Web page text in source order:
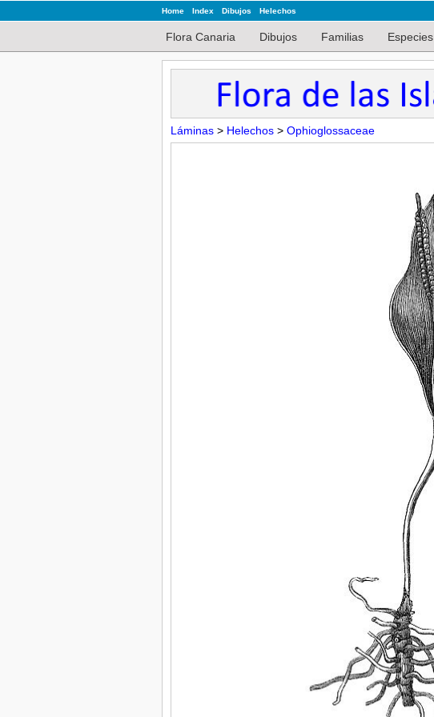
Home Index Dibujos Helechos
Flora Canaria Dibujos Familias Especies
Láminas > Helechos > Ophioglossaceae